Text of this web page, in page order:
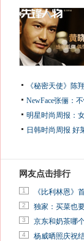
《秘密天使》陈
NewFace张俪：
明星时尚周报：
日韩时尚周报 好
网友点击排行
1 《比利林恩》
2 独家：买菜也
3 京东和奶茶哪
4 杨威晒照庆祝